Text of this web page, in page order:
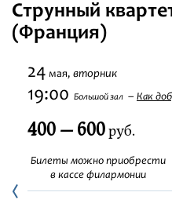
Афиша
Фестивали
Абонементы
Контакты
Струнный
(Франция)
24 мая, вторник
19:00 Большой зал Как
400 — 600руб.
Билеты можно приобрести
в кассе филармонии